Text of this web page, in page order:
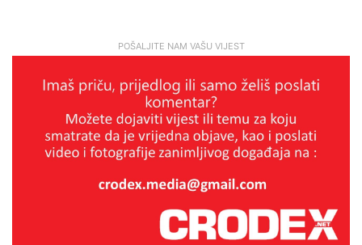
POŠALJITE NAM VAŠU VIJEST